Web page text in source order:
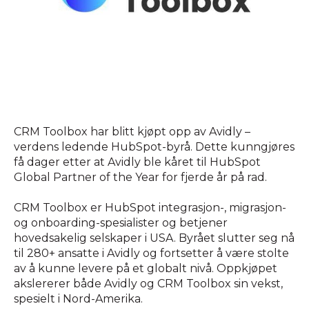
CRM Toolbox har blitt kjøpt opp av Avidly –
verdens ledende HubSpot-byrå. Dette kunngjøres
få dager etter at Avidly ble kåret til HubSpot
Global Partner of the Year for fjerde år på rad.
CRM Toolbox er HubSpot integrasjon-, migrasjon-
og onboarding-spesialister og betjener
hovedsakelig selskaper i USA. Byrået slutter seg nå
til 280+ ansatte i Avidly og fortsetter å være stolte
av å kunne levere på et globalt nivå. Oppkjøpet
akslererer både Avidly og CRM Toolbox sin vekst,
spesielt i Nord-Amerika.